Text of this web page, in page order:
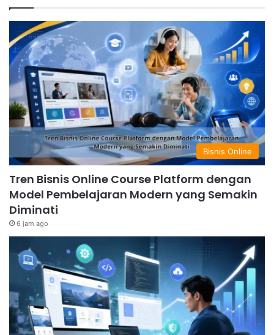
Bisnis Online
Tren Bisnis Online Course Platform dengan
Model Pembelajaran Modern yang Semakin
Diminati
6 jam ago